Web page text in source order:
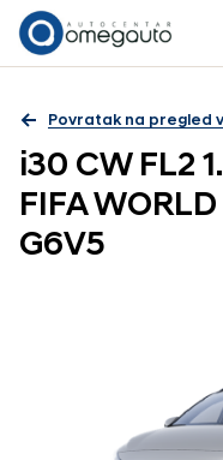
Povratak na pregled
i30 CW FL2
FIFA
G6V5